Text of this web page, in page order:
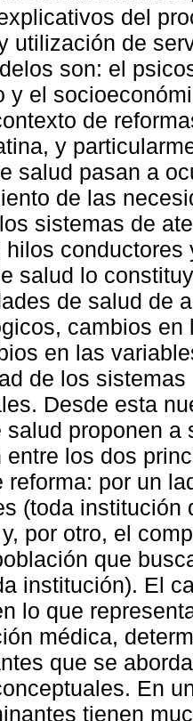
del
utilización de
son: el
y el
de
y
salud pasan a
de las
sistemas de
hilos
salud lo
de salud de
cambios
en las
de los
Desde esta
salud proponen
entre los dos
reforma: por un
(toda
por otro, el
que
institución). El
lo que
médica,
que se
En
tienen